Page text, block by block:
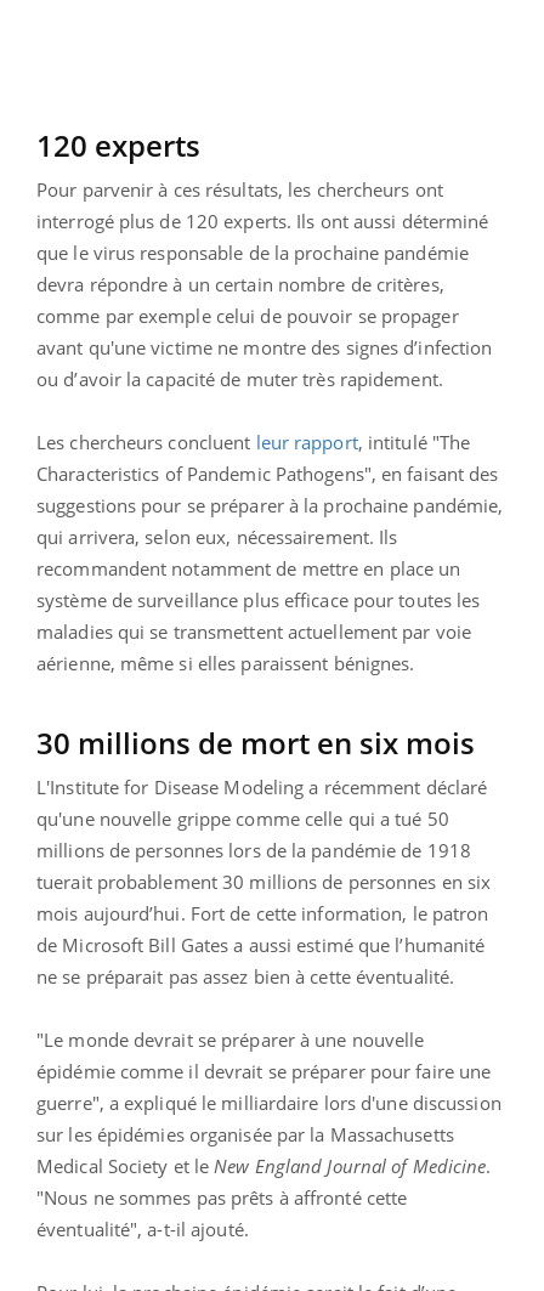
120 experts
Pour parvenir à ces résultats, les chercheurs ont
interrogé plus de 120 experts. Ils ont aussi déterminé
que le virus responsable de la prochaine pandémie
devra répondre à un certain nombre de critères,
comme par exemple celui de pouvoir se propager
avant qu'une victime ne montre des signes d’infection
ou d’avoir la capacité de muter très rapidement.
Les chercheurs concluent leur rapport, intitulé "The
Characteristics of Pandemic Pathogens", en faisant des
suggestions pour se préparer à la prochaine pandémie,
qui arrivera, selon eux, nécessairement. Ils
recommandent notamment de mettre en place un
système de surveillance plus efficace pour toutes les
maladies qui se transmettent actuellement par voie
aérienne, même si elles paraissent bénignes.
30 millions de mort en six mois
L'Institute for Disease Modeling a récemment déclaré
qu'une nouvelle grippe comme celle qui a tué 50
millions de personnes lors de la pandémie de 1918
tuerait probablement 30 millions de personnes en six
mois aujourd’hui. Fort de cette information, le patron
de Microsoft Bill Gates a aussi estimé que l’humanité
ne se préparait pas assez bien à cette éventualité.
"Le monde devrait se préparer à une nouvelle
épidémie comme il devrait se préparer pour faire une
guerre", a expliqué le milliardaire lors d'une discussion
sur les épidémies organisée par la Massachusetts
Medical Society et le New England Journal of Medicine.
"Nous ne sommes pas prêts à affronté cette
éventualité", a-t-il ajouté.